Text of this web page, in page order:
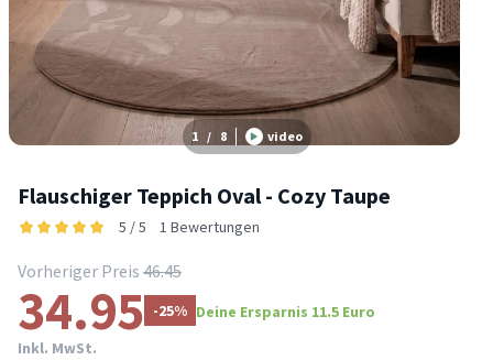
1 / 8 video
Flauschiger Teppich Oval - Cozy Taupe
5 / 5 1 Bewertungen
Vorheriger Preis 46.45
34.95 -25% Deine Ersparnis 11.5 Euro
Inkl. MwSt.